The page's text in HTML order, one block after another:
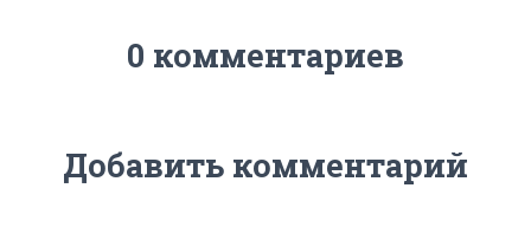
0 комментариев
Добавить комментарий